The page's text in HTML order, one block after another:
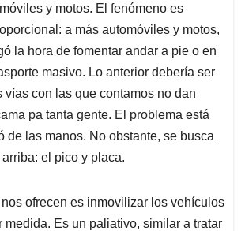
y motos. El fenómeno es
a más automóviles y motos,
la hora de fomentar andar a pie o en
masivo. Lo anterior debería ser
vías con las que contamos no dan
pa tanta gente. El problema está
de las manos. No obstante, se busca
el pico y placa.
ofrecen es inmovilizar los vehículos
medida. Es un paliativo, similar a tratar